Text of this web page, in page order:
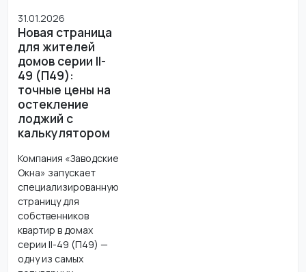
31.01.2026
Новая страница
для жителей
домов серии II-
49 (П49):
точные цены на
остекление
лоджий с
калькулятором
Компания «Заводские
Окна» запускает
специализированную
страницу для
собственников
квартир в домах
серии II-49 (П49) —
одну из самых